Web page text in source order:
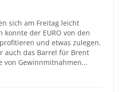
sich am Freitag leicht
der EURO von den
und etwas zulegen.
auch das Barrel für Brent
von Gewinnmitnahmen...